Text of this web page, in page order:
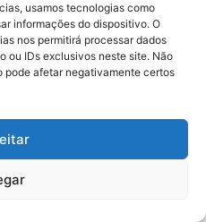
usamos tecnologias como
informações do dispositivo. O
nos permitirá processar dados
ou IDs exclusivos neste site. Não
pode afetar negativamente certos
do trabalho
em
na RN 118
RN